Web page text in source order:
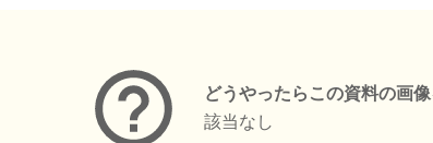
どうやったらこの資料の画
該当なし